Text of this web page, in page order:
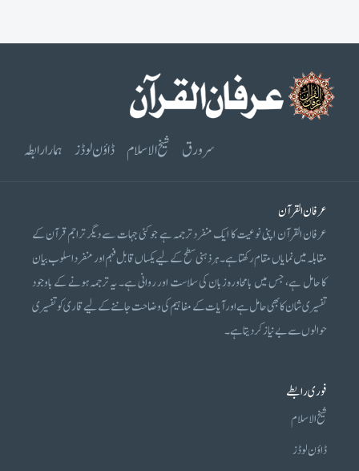
سرورق شیخ الاسلام ڈاؤن لوڈز ہمارا رابطہ
عرفان القرآن
عرفان القرآن اپنی نوعیت کا ایک منفرد ترجمہ ہے جو کئی جہات سے دیگر تراجم قرآن کے
مقابلہ میں نمایاں مقام رکھتا ہے۔ ہر ذہنی سطح کے لیے یکساں قابل فہم اور منفرد اسلوب بیان
کا حامل ہے، جس میں بامحاورہ زبان کی سلاست اور روانی ہے۔ یہ ترجمہ ہونے کے باوجود
تفسیری شان کا بھی حامل ہے اور آیات کے مفاہیم کی وضاحت جاننے کے لیے قاری کو تفسیری
حوالوں سے بے نیاز کر دیتا ہے۔
فوری رابطے
شیخ الاسلام
ڈاؤن لوڈز